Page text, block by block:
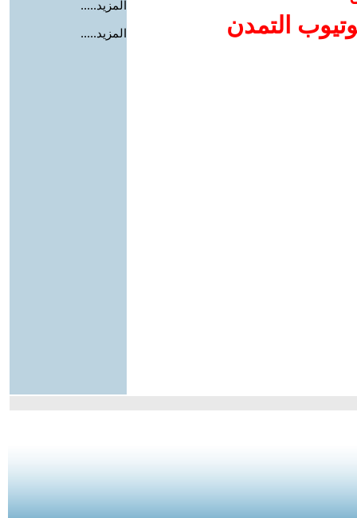
التمدن
المزيد.....
المزيد.....